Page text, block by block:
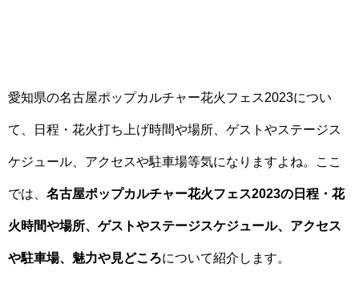
愛知県の名古屋ポップカルチャー花火フェス2023につい
て、日程・花火打ち上げ時間や場所、ゲストやステージス
ケジュール、アクセスや駐車場等気になりますよね。ここ
では、 名古屋ポップカルチャー花火フェス2023の日程・花
火時間や場所、ゲストやステージスケジュール、アクセス
や駐車場、魅力や見どころについて紹介します。